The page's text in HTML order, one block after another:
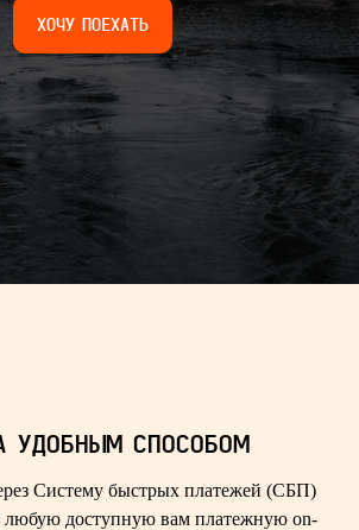
ХОЧУ ПОЕХАТЬ
УДОБНЫМ СПОСОБОМ
Систему быстрых платежей (СБП)
любую доступную вам платежную on-